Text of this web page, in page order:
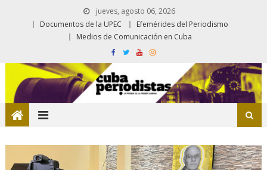
jueves, agosto 06, 2026
Documentos de la UPEC
Efemérides del Periodismo
Medios de Comunicación en Cuba